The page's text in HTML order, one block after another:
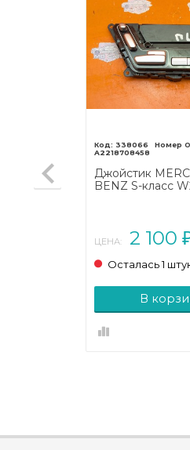
M-
338066
A2218708458
Джойстик
BENZ S-класс
ЦЕНА: 2 100
Осталась 1
В